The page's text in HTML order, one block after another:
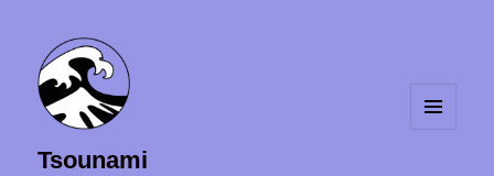
Tsounami